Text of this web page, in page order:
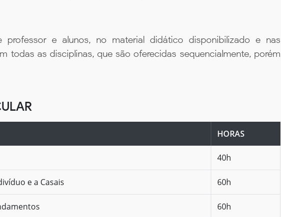
professor e alunos, no material didático disponibilizado e nas
todas as disciplinas, que são oferecidas sequencialmente, porém
HORAS
40h
e a Casais 60h
60h